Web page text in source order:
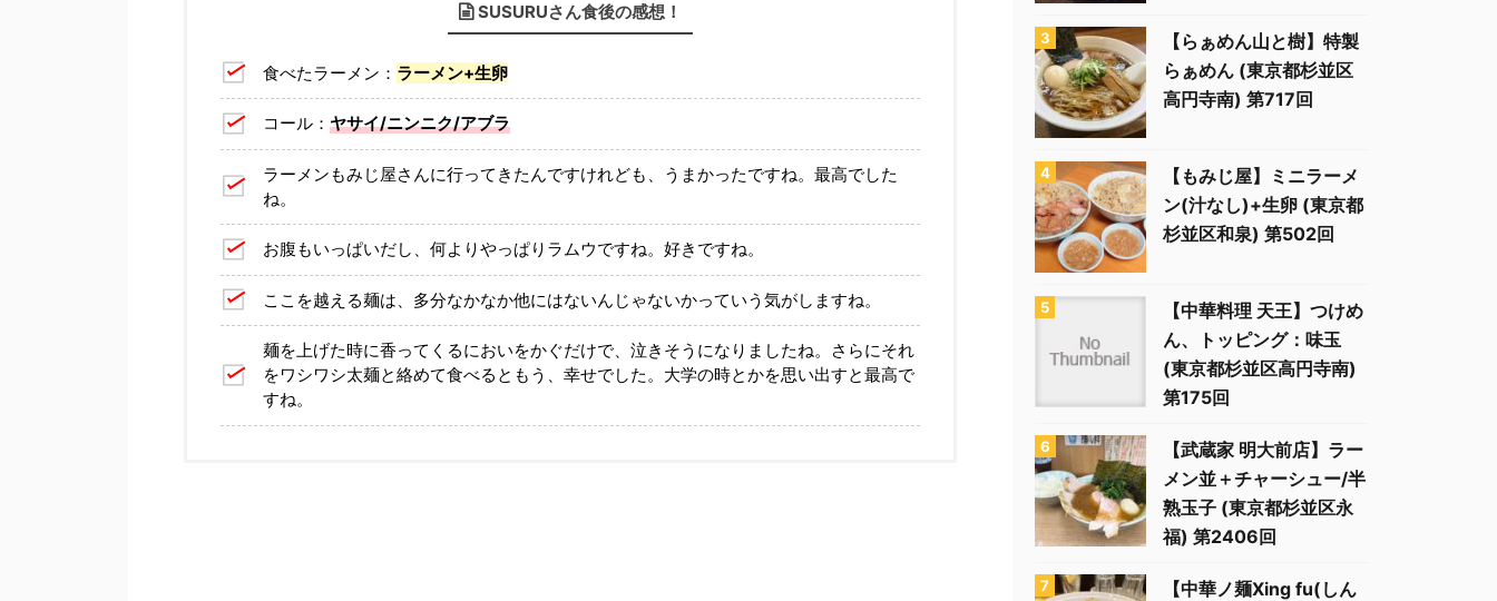
SUSURUさん食後の感想！
食べたラーメン： ラーメン+生卵
コール： ヤサイ/ニンニク/アブラ
ラーメンもみじ屋さんに行ってきたんですけれども、うまかったですね。最高でした
ね。
お腹もいっぱいだし、何よりやっぱりラムウですね。好きですね。
ここを越える麺は、多分なかなか他にはないんじゃないかっていう気がしますね。
麺を上げた時に香ってくるにおいをかぐだけで、泣きそうになりましたね。さらにそれ
をワシワシ太麺と絡めて食べるともう、幸せでした。大学の時とかを思い出すと最高で
すね。
【らぁめん山と樹】特製
らぁめん (東京都杉並区
高円寺南) 第717回
【もみじ屋】ミニラーメ
ン(汁なし)+生卵 (東京都
杉並区和泉) 第502回
【中華料理 天王】つけめ
ん、トッピング：味玉
(東京都杉並区高円寺南)
第175回
【武蔵家 明大前店】ラー
メン並＋チャーシュー/半
熟玉子 (東京都杉並区永
福) 第2406回
【中華ノ麺Xing fu(しん